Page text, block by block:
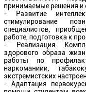
принимаемые решения и
- Развитие
стимулирование
специалистов,
работе, подготовка к
- Реализация
здорового образа
работы по
наркоманиии,
экстремистских
- Адаптация